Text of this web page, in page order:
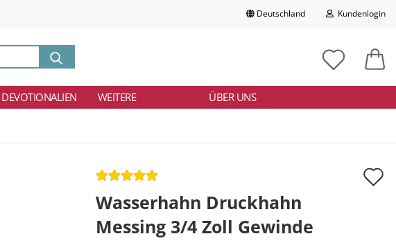
Deutschland Kundenlogin
E-Mail
Konto erstellen
Passwort vergessen?
eingeben
DEVOTIONALIEN ÜBER UNS
WEITERE
Wasserhahn Druckhahn
Messing 3/4 Zoll Gewinde